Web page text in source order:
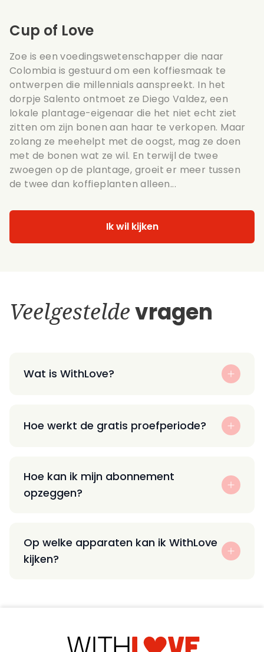
Cup of Love
Zoe is een voedingswetenschapper die naar
Colombia is gestuurd om een koffiesmaak te
ontwerpen die millennials aanspreekt. In het
dorpje Salento ontmoet ze Diego Valdez, een
lokale plantage-eigenaar die het niet echt ziet
zitten om zijn bonen aan haar te verkopen. Maar
zolang ze meehelpt met de oogst, mag ze doen
met de bonen wat ze wil. En terwijl de twee
zwoegen op de plantage, groeit er meer tussen
de twee dan koffieplanten alleen...
Ik wil kijken
Veelgesteldevragen
Wat is WithLove?
Hoe werkt de gratis proefperiode?
Hoe kan ik mijn abonnement
opzeggen?
Op welke apparaten kan ik WithLove
kijken?